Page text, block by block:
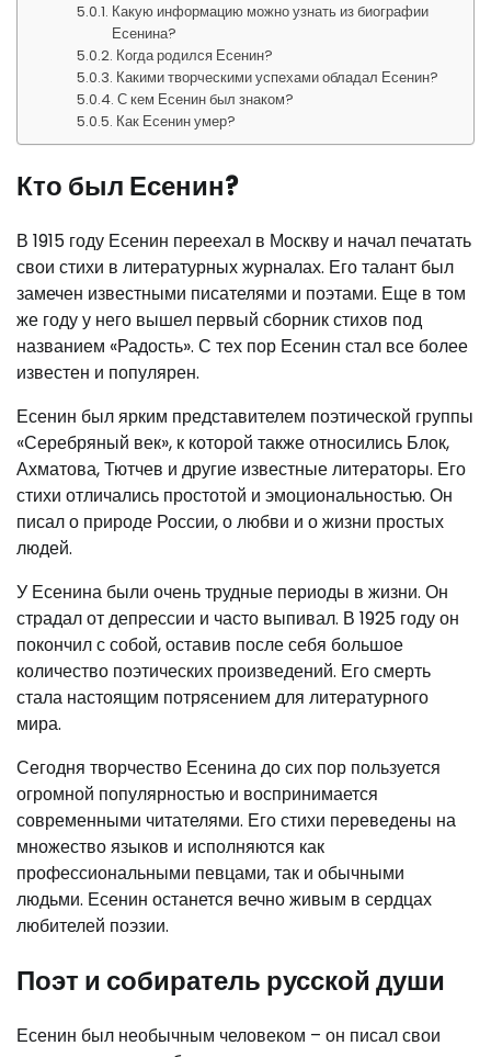
Какую информацию можно узнать из биографии
Есенина?
Когда родился Есенин?
Какими творческими успехами обладал Есенин?
С кем Есенин был знаком?
Как Есенин умер?
Кто был Есенин?
В 1915 году Есенин переехал в Москву и начал печатать
свои стихи в литературных журналах. Его талант был
замечен известными писателями и поэтами. Еще в том
же году у него вышел первый сборник стихов под
названием «Радость». С тех пор Есенин стал все более
известен и популярен.
Есенин был ярким представителем поэтической группы
«Серебряный век», к которой также относились Блок,
Ахматова, Тютчев и другие известные литераторы. Его
стихи отличались простотой и эмоциональностью. Он
писал о природе России, о любви и о жизни простых
людей.
У Есенина были очень трудные периоды в жизни. Он
страдал от депрессии и часто выпивал. В 1925 году он
покончил с собой, оставив после себя большое
количество поэтических произведений. Его смерть
стала настоящим потрясением для литературного
мира.
Сегодня творчество Есенина до сих пор пользуется
огромной популярностью и воспринимается
современными читателями. Его стихи переведены на
множество языков и исполняются как
профессиональными певцами, так и обычными
людьми. Есенин останется вечно живым в сердцах
любителей поэзии.
Поэт и собиратель русской души
Есенин был необычным человеком – он писал свои